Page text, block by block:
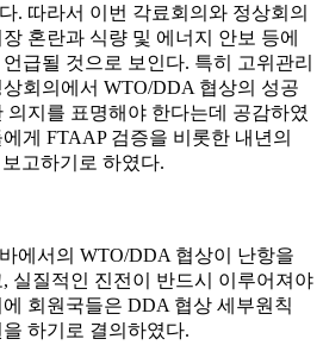
. 따라서 이번 각료회의와 정상회의
혼란과 식량 및 에너지 안보 등에
급될 것으로 보인다. 특히 고위관리
회의에서 WTO/DDA 협상의 성공
의지를 표명해야 한다는데 공감하였
게 FTAAP 검증을 비롯한 내년의
고하기로 하였다.
에서의 WTO/DDA 협상이 난항을
실질적인 진전이 반드시 이루어져야
회원국들은 DDA 협상 세부원칙
하기로 결의하였다.